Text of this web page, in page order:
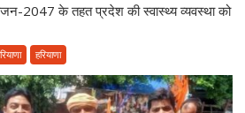
विजन-2047
सेवाओं
का
2047 के तहत प्रदेश की स्वास्थ्य व्यवस्था को
हरियाणा